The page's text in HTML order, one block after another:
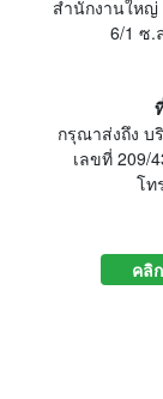
สำนักงานใหญ่
6/1 ซ.
กรุณาส่งถึง บ
เลขที่ 209/
โท
คลิ